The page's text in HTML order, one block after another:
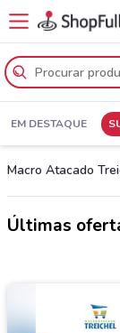
EM DESTAQUE
Macro Atacado
Últimas